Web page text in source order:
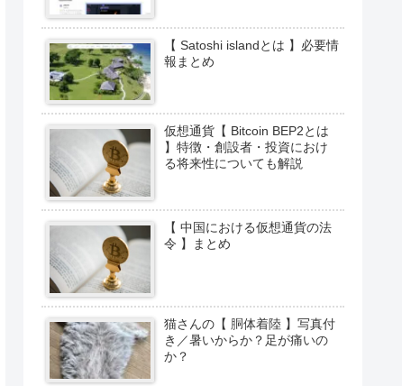
【 Satoshi islandとは 】必要情
報まとめ
仮想通貨【 Bitcoin BEP2とは
】特徴・創設者・投資におけ
る将来性についても解説
【 中国における仮想通貨の法
令 】まとめ
猫さんの【 胴体着陸 】写真付
き／暑いからか？足が痛いの
か？